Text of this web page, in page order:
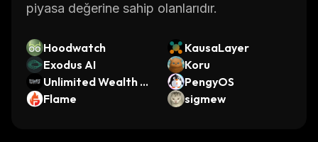
piyasa değerine sahip olanlarıdır.
Hoodwatch
KausaLayer
Exodus AI
Koru
Unlimited Wealth U
tility
PengyOS
Flame
sigmew